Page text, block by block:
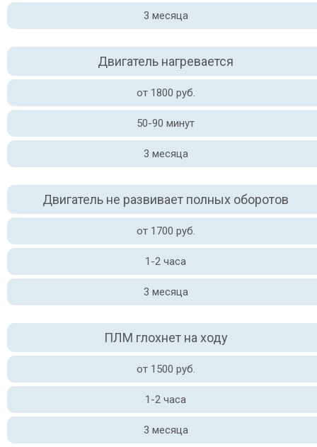
3 месяца
Двигатель нагревается
от 1800 руб.
50-90 минут
3 месяца
Двигатель не развивает полных оборотов
от 1700 руб.
1-2 часа
3 месяца
ПЛМ глохнет на ходу
от 1500 руб.
1-2 часа
3 месяца